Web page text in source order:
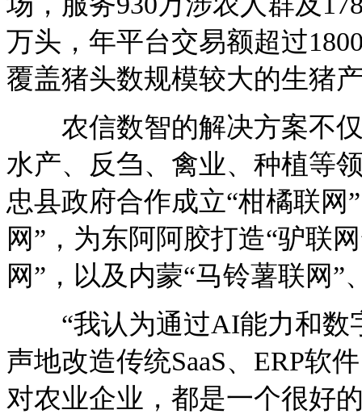
万头，年平台交易额超过
覆盖猪头数规模较大的生猪
农信数智的解决方案不仅
水产、反刍、禽业、种植等
忠县政府合作成立“柑橘联网
网”，为东阿阿胶打造“驴联
网”，以及内蒙“马铃薯联网
“我认为通过AI能力和数
声地改造传统SaaS、ERP软
对农业企业，都是一个很好